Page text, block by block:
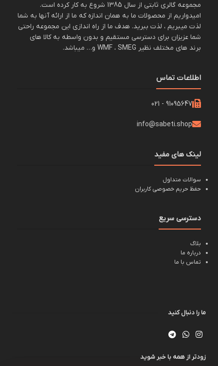
مجموعه گالری ثابتی از سال 1385 شروع به کار کرده است.
امیدواریم از محصولات ما به همان اندازه که ما از ارائه آنها به شما
لذت میبریم ، لذت ببرید. هدف ما از راه اندازی این مجموعه راحتی
شما عزیزان برای دسترسی مستقیم و بدون واسطه به کالا های
برند های مختلف نظیر WMF ، SMEG و… میباشد.
اطلاعات تماس
91095647 - 021
info@sabeti.shop
لینک های مفید
سوالات متداول
حفظ حریم خصوصی کاربران
دسترسی سریع
بلاگ
درباره ما
تماس با ما
ما را دنبال کنید
زودتر از همه با خبر شوید